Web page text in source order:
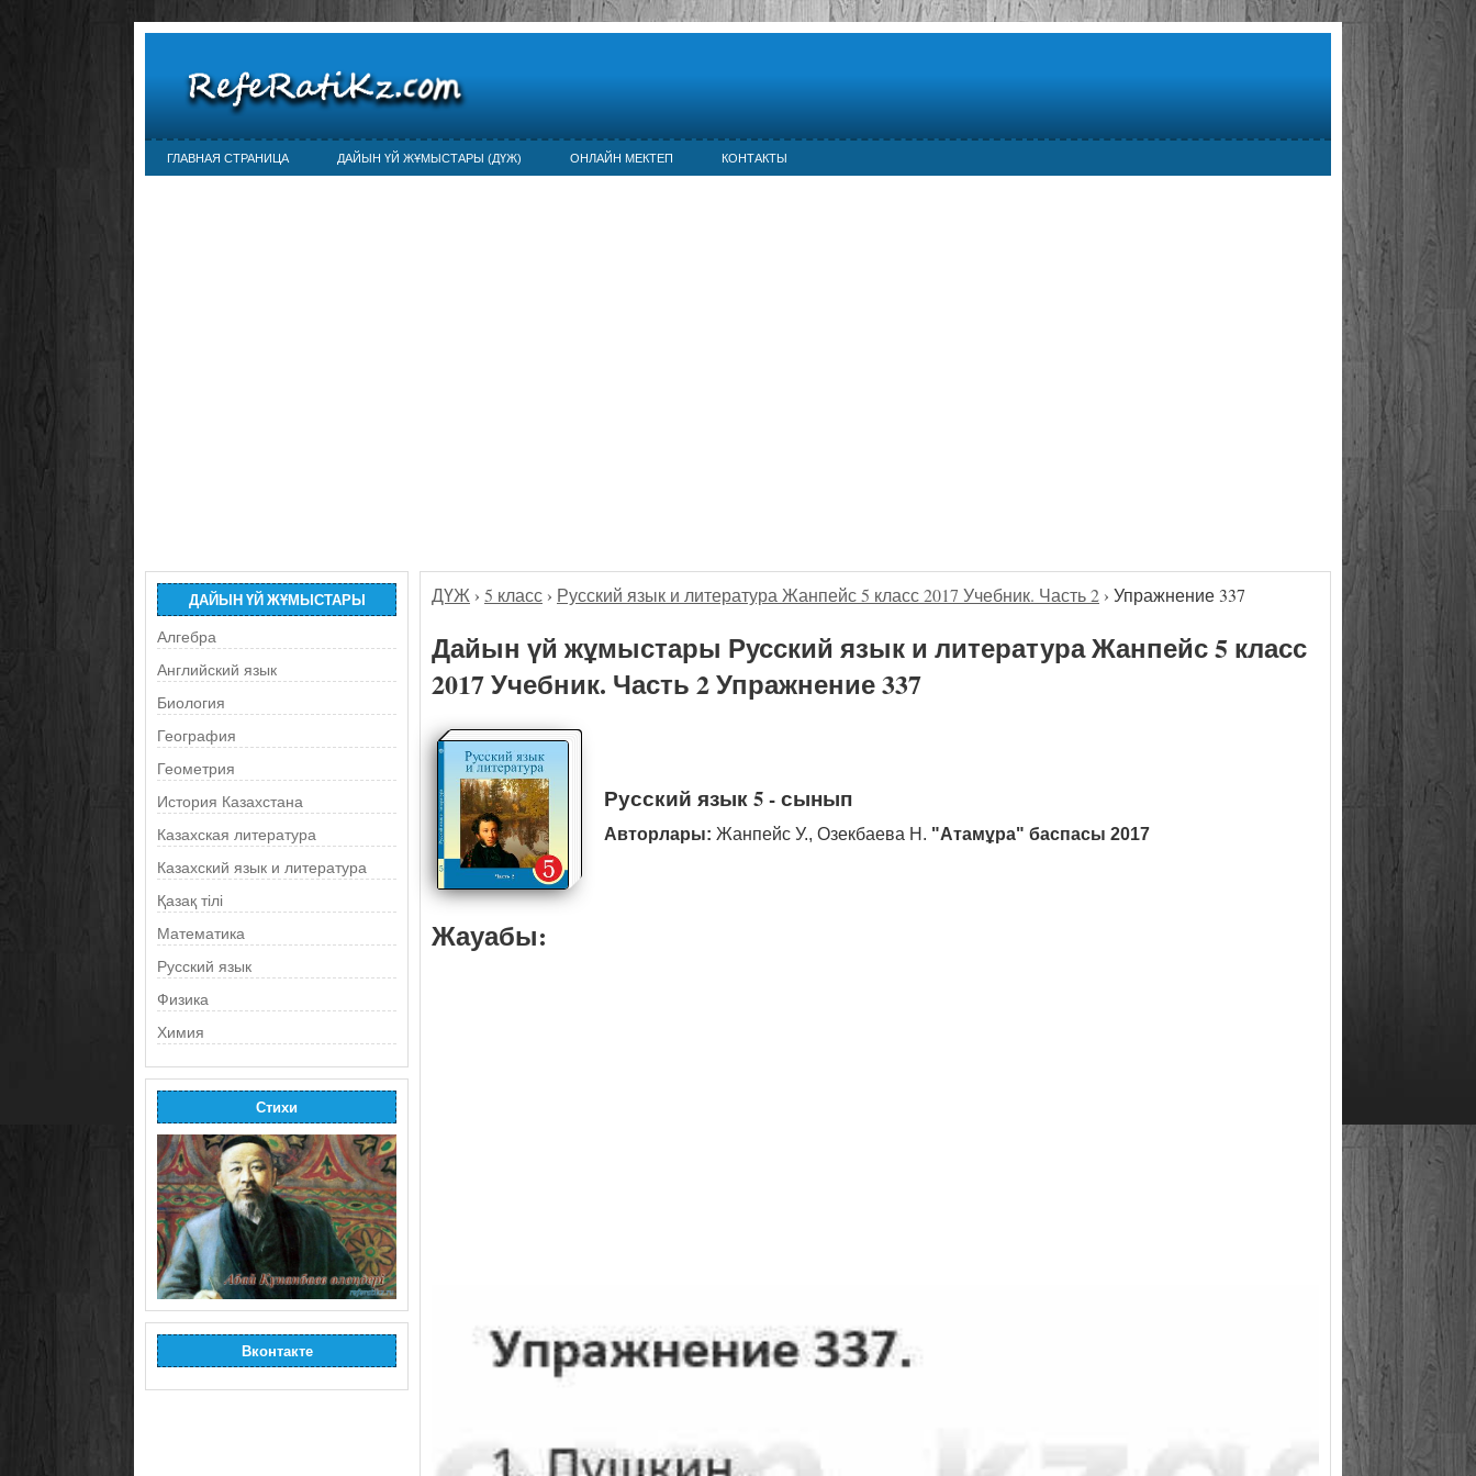
ГЛАВНАЯ СТРАНИЦА ДАЙЫН ҮЙ ЖҰМЫСТАРЫ (ДҮЖ) ОНЛАЙН МЕКТЕП КОНТАКТЫ
ДАЙЫН ҮЙ ЖҰМЫСТАРЫ
Алгебра
Английский язык
Биология
География
Геометрия
История Казахстана
Казахская литература
Казахский язык и литература
Қазақ тілі
Математика
Русский язык
Физика
Химия
Стихи
Вконтакте
ДҮЖ › 5 класс › Русский язык и литература Жанпейс 5 класс 2017 Учебник. Часть 2 › Упражнение 337
Дайын үй жұмыстары Русский язык и литература Жанпейс 5 класс
2017 Учебник. Часть 2 Упражнение 337
Русский язык 5 - сынып
Авторлары: Жанпейс У., Озекбаева Н. "Атамұра" баспасы 2017
Жауабы: